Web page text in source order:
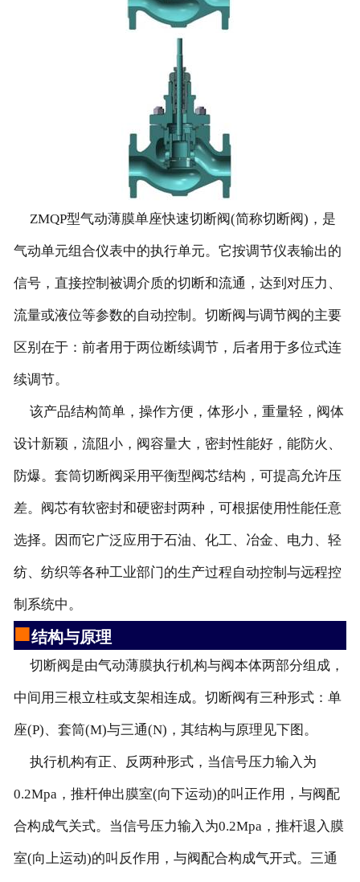
ZMQP型气动薄膜单座快速切断阀(简称切断阀)，是
气动单元组合仪表中的执行单元。它按调节仪表输出的
信号，直接控制被调介质的切断和流通，达到对压力、
流量或液位等参数的自动控制。切断阀与调节阀的主要
区别在于：前者用于两位断续调节，后者用于多位式连
续调节。
该产品结构简单，操作方便，体形小，重量轻，阀体
设计新颖，流阻小，阀容量大，密封性能好，能防火、
防爆。套筒切断阀采用平衡型阀芯结构，可提高允许压
差。阀芯有软密封和硬密封两种，可根据使用性能任意
选择。因而它广泛应用于石油、化工、冶金、电力、轻
纺、纺织等各种工业部门的生产过程自动控制与远程控
制系统中。
■结构与原理
切断阀是由气动薄膜执行机构与阀本体两部分组成，
中间用三根立柱或支架相连成。切断阀有三种形式：单
座(P)、套筒(M)与三通(N)，其结构与原理见下图。
执行机构有正、反两种形式，当信号压力输入为
0.2Mpa，推杆伸出膜室(向下运动)的叫正作用，与阀配
合构成气关式。当信号压力输入为0.2Mpa，推杆退入膜
室(向上运动)的叫反作用，与阀配合构成气开式。三通